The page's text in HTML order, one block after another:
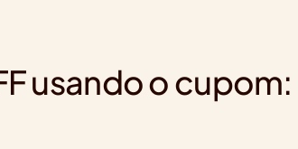
usando o cupom: